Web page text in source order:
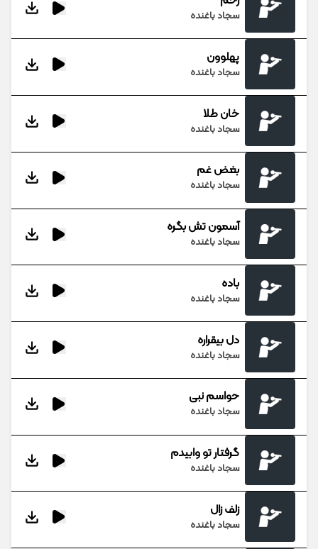
سجاد باغنده
پهلوون
سجاد باغنده
خان طلا
سجاد باغنده
بغض غم
سجاد باغنده
آسمون تش بگره
سجاد باغنده
باده
سجاد باغنده
دل بیقراره
سجاد باغنده
حواسم نبی
سجاد باغنده
گرفتار تو وابیدم
سجاد باغنده
زلف زال
سجاد باغنده